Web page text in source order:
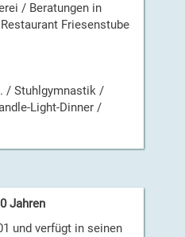
/ Beratungen in
Friesenstube
/ Stuhlgymnastik /
Light-Dinner /
Jahren
und verfügt in seinen